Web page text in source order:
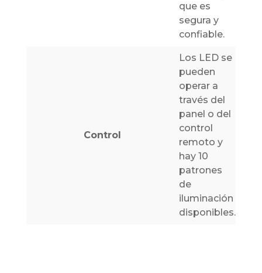
que es
segura y
confiable.
Control
Los LED se
pueden
operar a
través del
panel o del
control
remoto y
hay 10
patrones
de
iluminación
disponibles.